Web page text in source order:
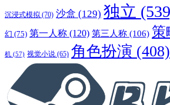
沉浸式模拟 (70) 沙盒 (129) 独立
幻 (75) 第一人称 (120) 第三人称 (106) 策
机 (57) 视觉小说 (65) 角色扮演 (408)